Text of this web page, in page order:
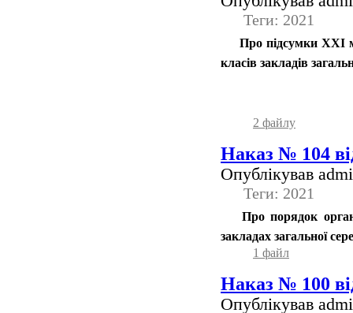
Теги: 2021
Про підсумки ХХІ
класів закладів
2 файлу
Наказ № 104
Опублікував
Теги: 2021
Про порядок
закладах загальної
1 файл
Наказ № 100
Опублікував